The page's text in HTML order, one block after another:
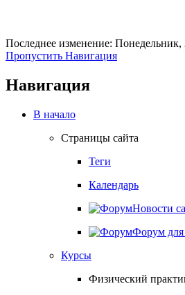
Последнее изменение: Понедельник,
Пропустить Навигация
Навигация
В начало
Страницы сайта
Теги
Календарь
Новости
Форум для
Курсы
Физический